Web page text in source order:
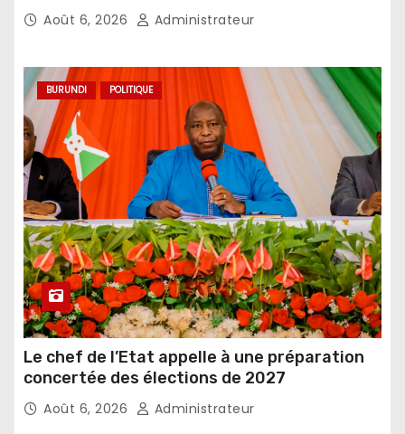
Août 6, 2026 Administrateur
BURUNDI POLITIQUE
Le chef de l’Etat appelle à une préparation
concertée des élections de 2027
Août 6, 2026 Administrateur